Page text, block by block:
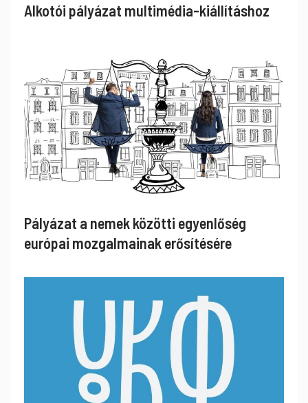
Alkotói pályázat multimédia-kiállításhoz
Pályázat a nemek közötti egyenlőség
európai mozgalmainak erősítésére